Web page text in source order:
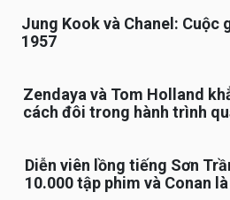
Jung Kook và Chanel: Cuộc
1957
Zendaya và Tom Holland
cách đôi trong hành trình
Diễn viên lồng tiếng Sơn
10.000 tập phim và Conan